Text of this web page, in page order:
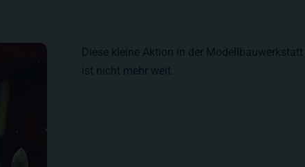
Diese kleine Aktion in der
ist nicht mehr weit.